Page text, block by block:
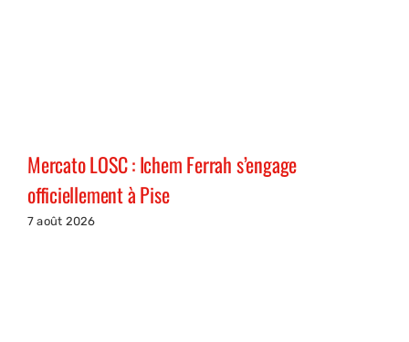
Mercato LOSC : Ichem Ferrah s’engage
officiellement à Pise
7 août 2026